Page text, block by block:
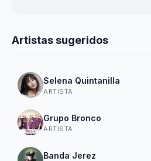
Artistas sugeridos
Selena Quintanilla
ARTISTA
Grupo Bronco
ARTISTA
Banda Jerez